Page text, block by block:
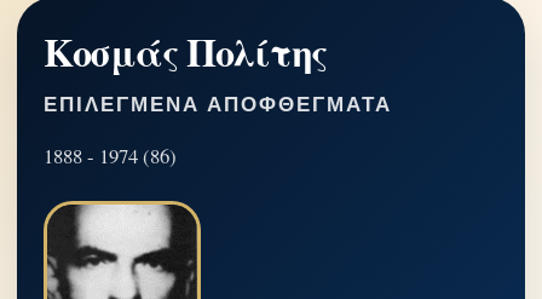
Κοσμάς Πολίτης
ΕΠΙΛΕΓΜΈΝΑ ΑΠΟΦΘΈΓΜΑΤΑ
1888 - 1974 (86)